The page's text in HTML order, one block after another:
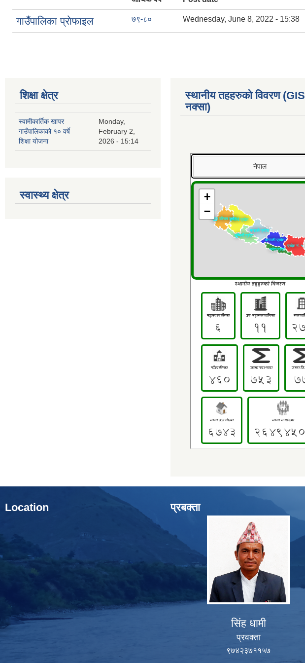
गाउँपालिका प्राेफाइल ७९-८० Wednesday, June 8, 2022 - 15:38
शिक्षा क्षेत्र
स्वामीकार्तिक खापर
गाउँपालिकाको १० वर्षे
शिक्षा योजना
Monday,
February 2,
2026 - 15:14
स्वास्थ्य क्षेत्र
स्थानीय तहहरुको विवरण (GIS
नक्सा)
Location प्रबक्ता
सिंह धामी
प्रवक्ता
९७४२३७११५७